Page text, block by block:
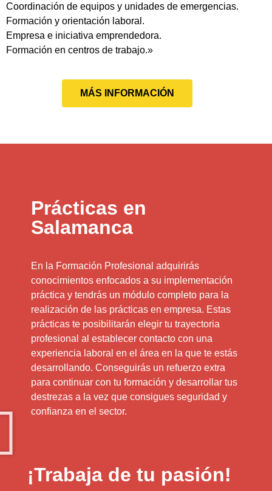
Coordinación de equipos y unidades de emergencias.
Formación y orientación laboral.
Empresa e iniciativa emprendedora.
Formación en centros de trabajo.»
MÁS INFORMACIÓN
Prácticas en
Salamanca
En la Formación Profesional adquirirás
conocimientos enfocados a su implementación
práctica y tendrás un módulo completo para la
realización de las prácticas en empresa. Estas
prácticas te posibilitarán elegir tu trayectoria
profesional al establecer contacto con una
experiencia laboral en el área en la que te estás
desarrollando. Conseguirás un refuerzo extra
para continuar con tu formación y desarrollar tus
destrezas a la vez que consigues seguridad y
confianza en el sector.
¡Trabaja de tu pasión!